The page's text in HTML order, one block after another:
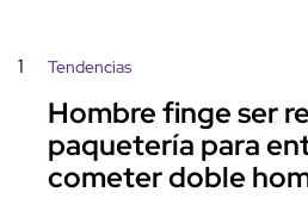
1 Tendencias
Hombre finge ser
paquetería para
cometer doble